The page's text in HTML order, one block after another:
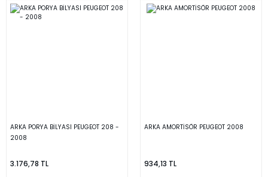
ARKA PORYA BİLYASI PEUGEOT 208 -
2008
3.176,78 TL
ARKA AMORTİSÖR PEUGEOT 2008
934,13 TL